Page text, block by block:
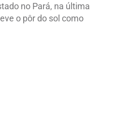
no Pará, na última
o pôr do sol como